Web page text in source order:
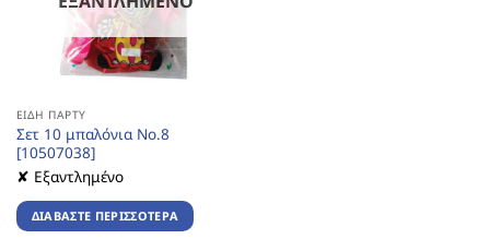
ΕΊΔΗ ΠΆΡΤΥ
Σετ 10 μπαλόνια Νο.8
[10507038]
✘ Εξαντλημένο
ΔΙΑΒΆΣΤΕ ΠΕΡΙΣΣΌΤΕΡΑ